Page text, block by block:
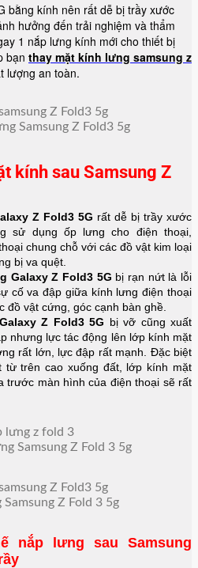
bằng kính nên rất dễ bị trầy xước
hưởng đến trải nghiệm và thẩm
1 nắp lưng kính mới cho thiết bị
bạn thay mặt kính lưng samsung z
lượng an toàn.
Samsung Z Fold3 5g
kính sau Samsung Z
Z Fold3 5G rất dễ bị trầy xước
sử dụng ốp lưng cho điện thoại,
chung chỗ với các đồ vật kim loại
bị va quệt.
GalaxyZ Fold3 5G bị rạn nứt là lỗi
cố va đập giữa kính lưng điện thoại
đồ vật cứng, góc cạnh bàn ghề.
Z Fold3 5G bị vỡ cũng xuất
nhưng lực tác động lên lớp kính mặt
rất lớn, lực đập rất mạnh. Đặc biệt
từ trên cao xuống đất, lớp kính mặt
trước màn hình của điện thoại sẽ rất
Samsung Z Fold 3 5g
Z Fold 3 5g
nắp lưng sau Samsung